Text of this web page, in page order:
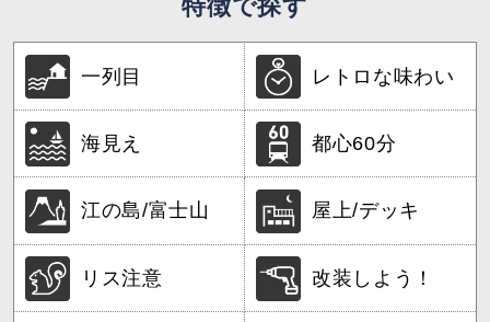
特徴で探す
一列目 レトロな味わい
海見え 都心60分
江の島/富士山 屋上/デッキ
リス注意 改装しよう！